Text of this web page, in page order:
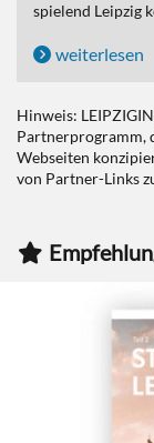
spielend Leipzig
weiterlesen
Hinweis:
Partnerprogramm,
Webseiten
von Partner-Links